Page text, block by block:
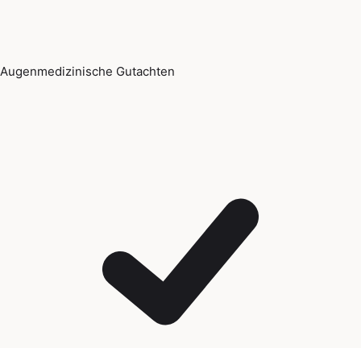
Augenmedizinische Gutachten